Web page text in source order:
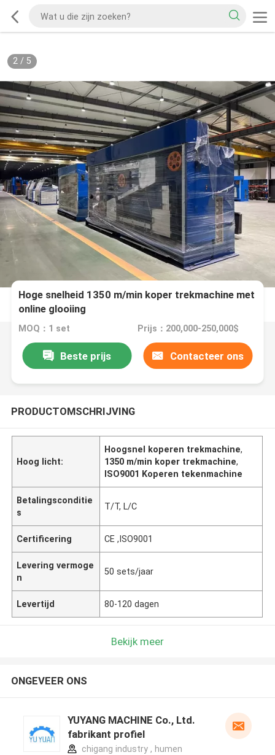
2/ 5
Hoge snelheid 1350 m/min koper trekmachine met
online glooiing
MOQ：1 set Prijs：200,000-250,000$
Beste prijs Contacteer ons
PRODUCTOMSCHRIJVING
Hoog licht:
Hoogsnel koperen trekmachine,
1350 m/min koper trekmachine,
ISO9001 Koperen tekenmachine
Betalingsconditie
s
T/T, L/C
Certificering CE ,ISO9001
Levering vermoge
n
50 sets/jaar
Levertijd 80-120 dagen
Bekijk meer
ONGEVEER ONS
YUYANG MACHINE Co., Ltd.
fabrikant profiel
chigang industry , humen